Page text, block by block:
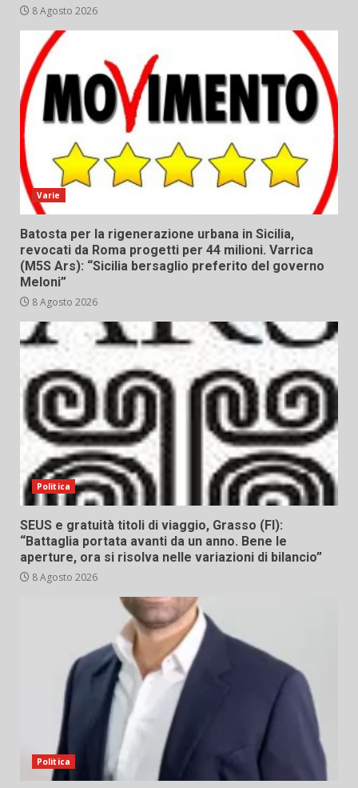
8 Agosto 2026
Varie
Batosta per la rigenerazione urbana in Sicilia,
revocati da Roma progetti per 44 milioni. Varrica
(M5S Ars): “Sicilia bersaglio preferito del governo
Meloni”
8 Agosto 2026
Politica
SEUS e gratuità titoli di viaggio, Grasso (FI):
“Battaglia portata avanti da un anno. Bene le
aperture, ora si risolva nelle variazioni di bilancio”
8 Agosto 2026
Politica